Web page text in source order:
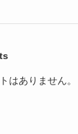
はありません。